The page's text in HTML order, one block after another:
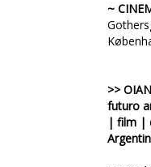
~
>>
futuro
| film |